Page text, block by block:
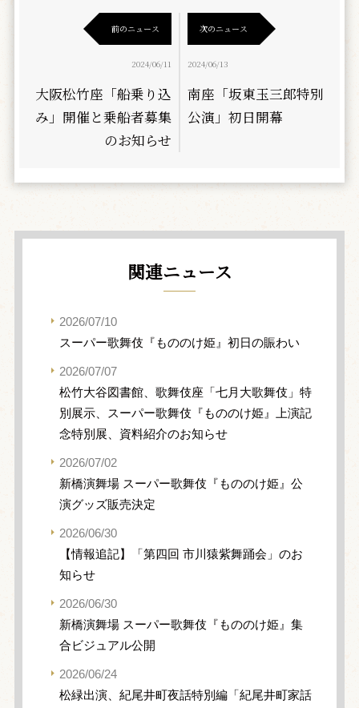
前のニュース
2024/06/11
大阪松竹座「船乗り込
み」開催と乗船者募集
のお知らせ
次のニュース
2024/06/13
南座「坂東玉三郎特別
公演」初日開幕
関連ニュース
2026/07/10
スーパー歌舞伎『もののけ姫』初日の賑わい
2026/07/07
松竹大谷図書館、歌舞伎座「七月大歌舞伎」特
別展示、スーパー歌舞伎『もののけ姫』上演記
念特別展、資料紹介のお知らせ
2026/07/02
新橋演舞場 スーパー歌舞伎『もののけ姫』公
演グッズ販売決定
2026/06/30
【情報追記】「第四回 市川猿紫舞踊会」のお
知らせ
2026/06/30
新橋演舞場 スーパー歌舞伎『もののけ姫』集
合ビジュアル公開
2026/06/24
松緑出演、紀尾井町夜話特別編「紀尾井町家話